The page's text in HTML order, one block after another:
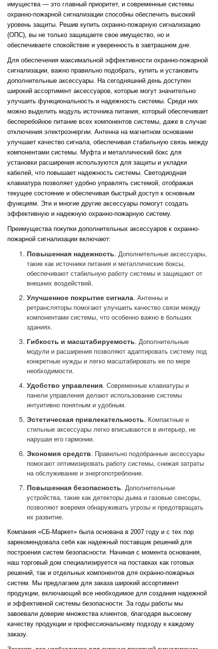
имущества — это главный приоритет, и современные системы
охранно-пожарной сигнализации способны обеспечить высокий
уровень защиты. Решив купить охранно-пожарную сигнализацию
(ОПС), вы не только защищаете свое имущество, но и
обеспечиваете спокойствие и уверенность в завтрашнем дне.
Для обеспечения максимальной эффективности охранно-пожарной
сигнализации, важно правильно подобрать, купить и установить
дополнительные аксессуары. На сегодняшний день доступен
широкий ассортимент аксессуаров, которые могут значительно
улучшить функциональность и надежность системы. Среди них
можно выделить модуль источника питания, который обеспечивает
бесперебойное питание всех компонентов системы, даже в случае
отключения электроэнергии. Антенна на магнитном основании
улучшает качество сигнала, обеспечивая стабильную связь между
компонентами системы. Муфта и металлический бокс для
установки расширения используются для защиты и укладки
кабелей, что повышает надежность системы. Светодиодная
клавиатура позволяет удобно управлять системой, отображая
текущее состояние и обеспечивая быстрый доступ к основным
функциям. Эти и многие другие аксессуары помогут создать
эффективную и надежную охранно-пожарную систему.
Преимущества покупки дополнительных аксессуаров к охранно-
пожарной сигнализации включают:
Повышенная надежность. Дополнительные аксессуары,
такие как источники питания и металлические боксы,
обеспечивают стабильную работу системы и защищают от
внешних воздействий.
Улучшенное покрытие сигнала. Антенны и
ретрансляторы помогают улучшить качество связи между
компонентами системы, что особенно важно в больших
зданиях.
Гибкость и масштабируемость. Дополнительные
модули и расширения позволяют адаптировать систему под
конкретные нужды и легко масштабировать ее по мере
необходимости.
Удобство управления. Современные клавиатуры и
панели управления делают использование системы
интуитивно понятным и удобным.
Эстетическая привлекательность. Компактные и
стильные аксессуары легко вписываются в интерьер, не
нарушая его гармонии.
Экономия средств. Правильно подобранные аксессуары
помогают оптимизировать работу системы, снижая затраты
на обслуживание и энергопотребление.
Повышенная безопасность. Дополнительные
устройства, такие как детекторы дыма и газовые сенсоры,
позволяют вовремя обнаруживать угрозы и предотвращать
их развитие.
Компания «СБ-Маркет» была основана в 2007 году и с тех пор
зарекомендовала себя как надежный поставщик решений для
построения систем безопасности. Начиная с момента основания,
наш торговый дом специализируется на поставках как готовых
решений, так и отдельных компонентов для охранно-пожарных
систем. Мы предлагаем для заказа широкий ассортимент
продукции, включающий все необходимое для создания надежной
и эффективной системы безопасности. За годы работы мы
завоевали доверие множества клиентов, благодаря высокому
качеству продукции и профессиональному подходу к каждому
заказу.